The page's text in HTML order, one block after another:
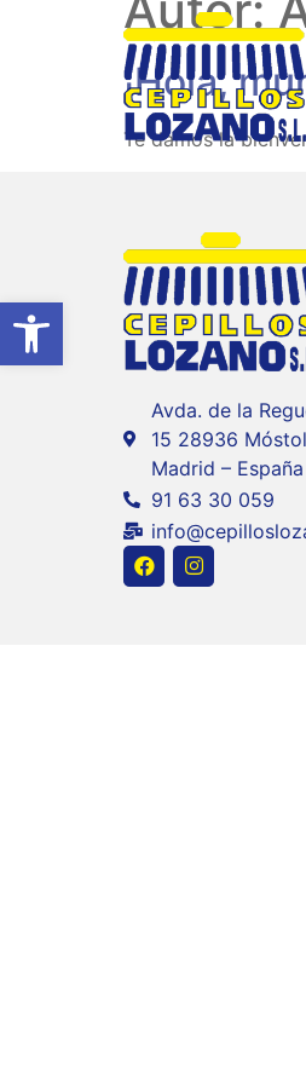
Abrir barra de
¡Hola,
Te damos la
Avda. de la
15 28936
Madrid – España
91 63 30 059